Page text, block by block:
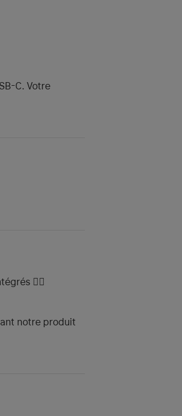
C. Votre
👌🏻
notre produit